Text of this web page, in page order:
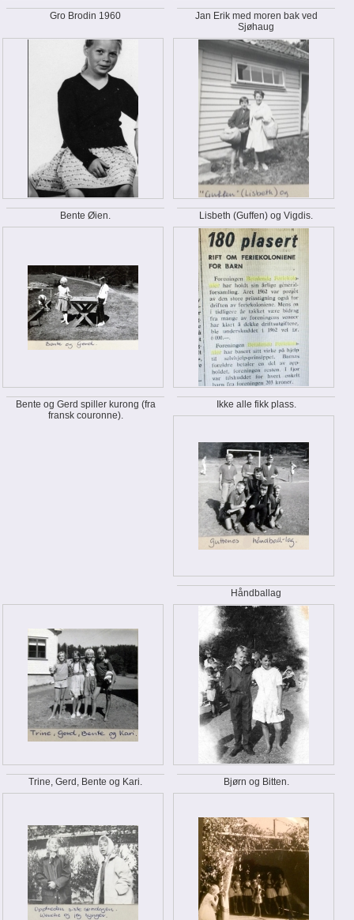
Gro Brodin 1960
Jan Erik med moren bak ved
Sjøhaug
Bente Øien. Lisbeth (Guffen) og Vigdis.
Bente og Gerd spiller kurong (fra
fransk couronne).
Ikke alle fikk plass.
Håndballag
Trine, Gerd, Bente og Kari. Bjørn og Bitten.